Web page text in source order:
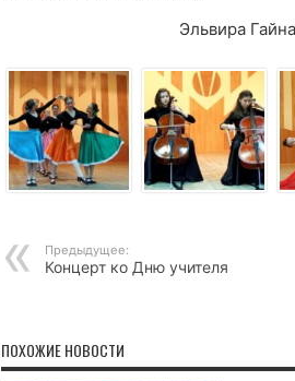
Эльвира
Предыдущее:
Концерт ко Дню учителя
ПОХОЖИЕ НОВОСТИ